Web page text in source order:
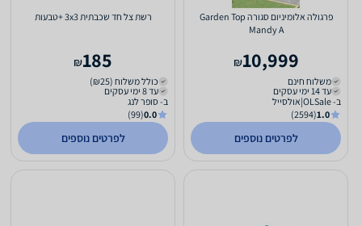
פרגולה אלומיניום סגורה Garden Top
Mandy A
10,999
₪
משלוח חינם
עד 14 ימי עסקים
ב- OLSale|אולסייל
1.0
(2594)
לפרטים נוספים
רשת צל חד שכבתית 3x3 +טבעות
185
₪
כולל משלוח (₪25)
עד 8 ימי עסקים
ב- סופר לנג
0.0
(99)
לפרטים נוספים